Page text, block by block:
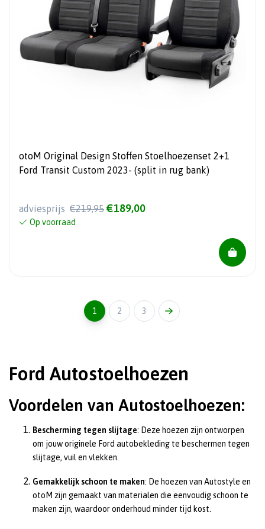
otoM Original Design Stoffen Stoelhoezenset 2+1
Ford Transit Custom 2023- (split in rug bank)
adviesprijs €219,95 €189,00
Op voorraad
1 2 3
Ford Autostoelhoezen
Voordelen van Autostoelhoezen:
Bescherming tegen slijtage: Deze hoezen zijn ontworpen
om jouw originele Ford autobekleding te beschermen tegen
slijtage, vuil en vlekken.
Gemakkelijk schoon te maken: De hoezen van Autostyle en
otoM zijn gemaakt van materialen die eenvoudig schoon te
maken zijn, waardoor onderhoud minder tijd kost.